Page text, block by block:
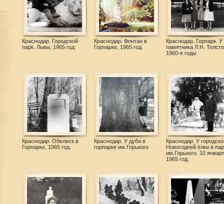
Краснодар. Городской
парк. Львы, 1965 год
Краснодар. Фонтан в
Горпарке, 1965 год.
Краснодар. Горпарк. У
памятника Л.Н.
1960-е годы
Краснодар. Обелиск в
Горпарке, 1965 год.
Краснодар. У дуба в
горпарке им.Горького
Краснодар. У
Новогодней ёлки в
им.Горького. 10
1965 год.